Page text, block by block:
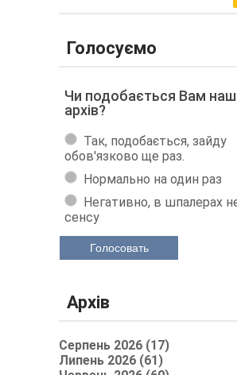
Голосуємо
Чи подобається Вам наш
архів?
Так, подобається, зайду
обов'язково ще раз.
Нормально на один раз
Негативно, в шпалерах
сенсу
Голосовать
Архів
Серпень 2026 (17)
Липень 2026 (61)